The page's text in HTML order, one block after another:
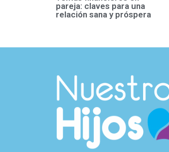
pareja: claves para una
relación sana y próspera